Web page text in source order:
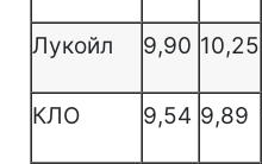
Лукойл 9,90 10,25
КЛО 9,54 9,89